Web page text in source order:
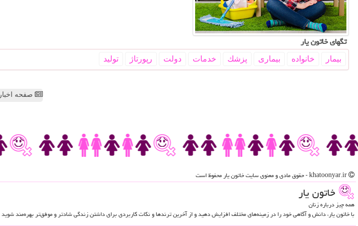
تگهای خاتون یار
بیمار خانواده بیماری پزشك خدمات دولت رپورتاژ تولید
صفحه اخبار
خاتون یار
همه چیز درباره زنان
با خاتون یار، دانش و آگاهی خود را در زمینه‌های مختلف افزایش دهید و از آخرین ترندها و نکات کاربردی برای داشتن زندگی شادتر و موفق‌تر بهره‌مند شوید